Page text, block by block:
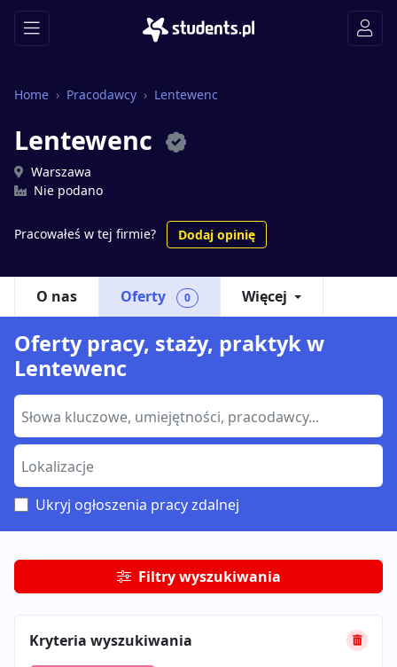
Home Pracodawcy Lentewenc
Lentewenc
Warszawa
Nie podano
Pracowałeś w tej firmie? Dodaj opinię
O nas Oferty 0 Więcej
Oferty pracy, staży, praktyk w
Lentewenc
Ukryj ogłoszenia pracy zdalnej
Filtry wyszukiwania
Kryteria wyszukiwania